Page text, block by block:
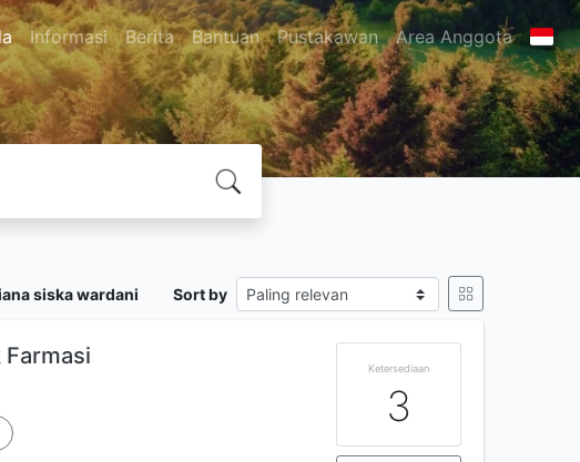
Informasi Berita Bantuan Pustakawan Area Anggota
siska wardani Sort by
Ketersediaan
3